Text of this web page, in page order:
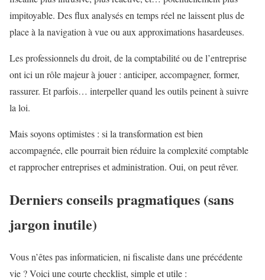
impitoyable. Des flux analysés en temps réel ne laissent plus de
place à la navigation à vue ou aux approximations hasardeuses.
Les professionnels du droit, de la comptabilité ou de l’entreprise
ont ici un rôle majeur à jouer : anticiper, accompagner, former,
rassurer. Et parfois… interpeller quand les outils peinent à suivre
la loi.
Mais soyons optimistes : si la transformation est bien
accompagnée, elle pourrait bien réduire la complexité comptable
et rapprocher entreprises et administration. Oui, on peut rêver.
Derniers conseils pragmatiques (sans
jargon inutile)
Vous n’êtes pas informaticien, ni fiscaliste dans une précédente
vie ? Voici une courte checklist, simple et utile :